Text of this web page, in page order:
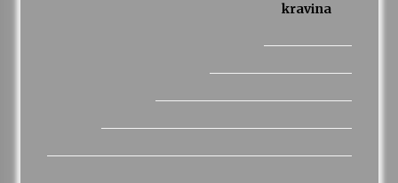
kravina